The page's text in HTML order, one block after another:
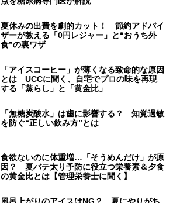
夏休みの出費を劇的カット！ 節約アドバイ
ザーが教える「0円レジャー」と“おうち外
食”の裏ワザ
「アイスコーヒー」が薄くなる致命的な原因
とは UCCに聞く、自宅でプロの味を再現
する「蒸らし」と「黄金比」
「無糖炭酸水」は歯に影響する？ 知覚過敏
を防ぐ“正しい飲み方”とは
食欲ないのに体重増…「そうめんだけ」が原
因？ 夏バテ太り予防に役立つ栄養素＆夕食
の黄金比とは【管理栄養士に聞く】